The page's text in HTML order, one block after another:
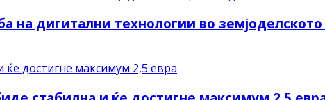
на дигитални технологии во